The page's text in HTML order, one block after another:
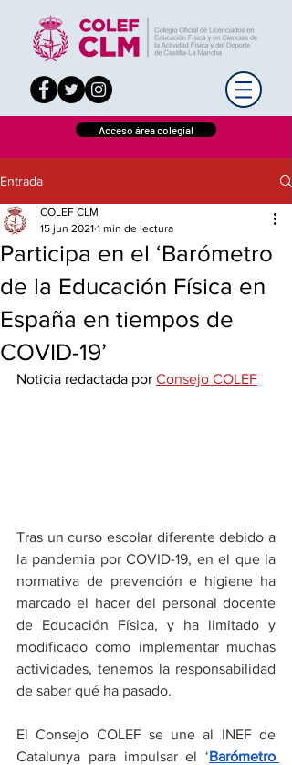
Acceso área colegial
Entrada
Participa en el ‘Barómetro
de la Educación Física en
España en tiempos de
COVID-19’
COLEF CLM
15 jun 2021 1 min de lectura
Noticia redactada por Consejo COLEF
Tras un curso escolar diferente debido a
la pandemia por COVID-19, en el que la
normativa de prevención e higiene ha
marcado el hacer del personal docente
de Educación Física, y ha limitado y
modificado como implementar muchas
actividades, tenemos la responsabilidad
de saber qué ha pasado.
El Consejo COLEF se une al INEF de
Catalunya para impulsar el ‘Barómetro